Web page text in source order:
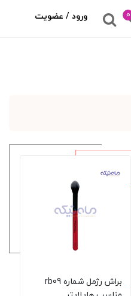
0 ورود / عضویت
براش رژمل شماره rb09